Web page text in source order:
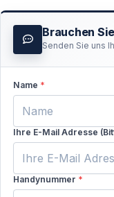
Brauchen
Senden Sie uns
Name *
Ihre E-Mail Adresse
Handynummer *